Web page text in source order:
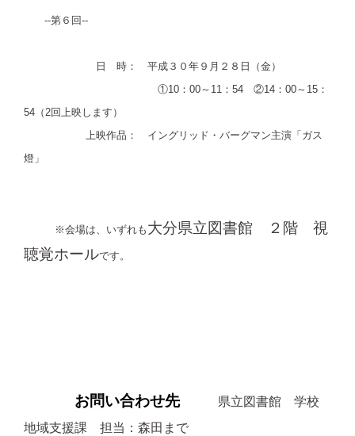
--第６回--
日 時： 平成３０年９月２８日（金）
①10：00～11：54 ②14：00～15：
54（2回上映します）
上映作品： イングリッド・バーグマン主演「ガス
燈」
※会場は、いずれも 大分県立図書館 ２階 視
聴覚ホールです。
お問い合わせ先
県立図書館 学校
地域支援課 担当：森田まで